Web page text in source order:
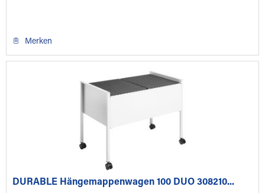
Merken
DURABLE Hängemappenwagen 100 DUO 308210...